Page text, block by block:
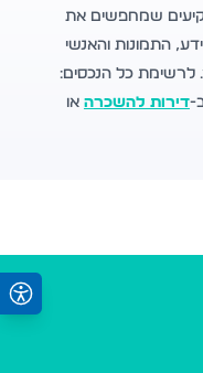
שמחפשים את
התמונות והאנשי
לרשימת כל הנכסים:
דירות להשכרה או